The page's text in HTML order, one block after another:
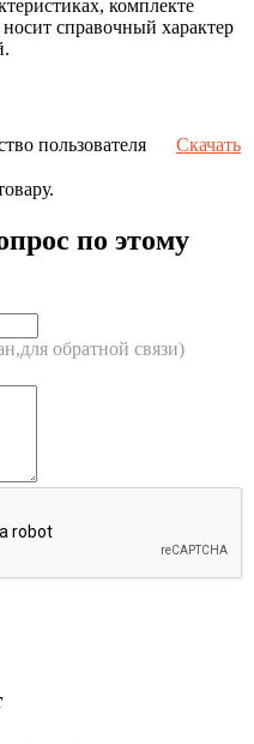
комплекте
справочный характер
пользователя Скачать
по этому
обратной связи)